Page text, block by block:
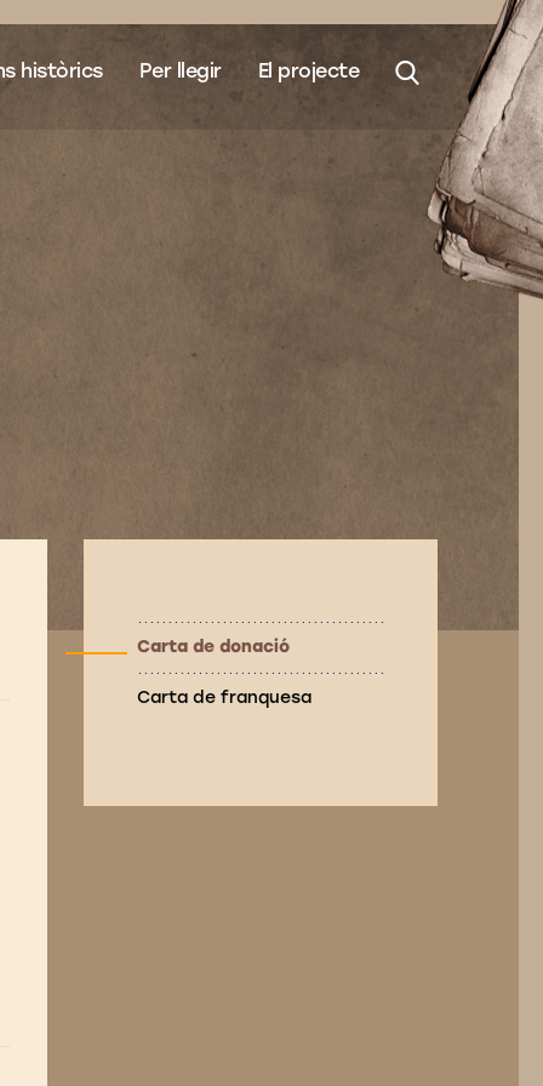
històrics Per llegir El projecte
Carta de donació
Carta de franquesa